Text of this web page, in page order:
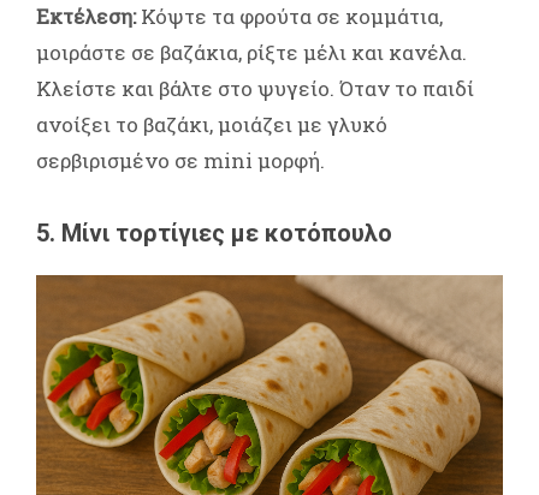
Εκτέλεση:Κόψτε τα φρούτα σε κομμάτια,
μοιράστε σε βαζάκια, ρίξτε μέλι και κανέλα.
Κλείστε και βάλτε στο ψυγείο. Όταν το παιδί
ανοίξει το βαζάκι, μοιάζει με γλυκό
σερβιρισμένο σε mini μορφή.
5. Μίνι τορτίγιες με κοτόπουλο